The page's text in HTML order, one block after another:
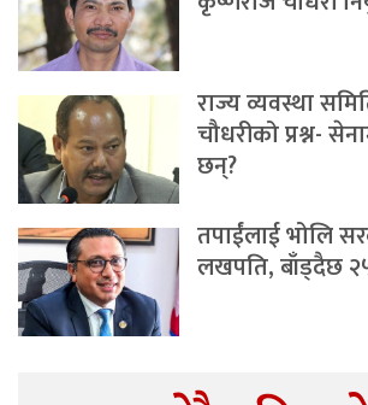
राज्य व्यवस्था
चौधरीको प्रश्न-
छन्?
तपाईंलाई भोलि
लखपति, बाँड्दैछ